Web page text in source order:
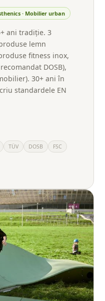
· Mobilier urban
ani tradiție. 3
lemn
fitness inox,
DOSB),
30+ ani în
standardele EN
TÜV DOSB FSC